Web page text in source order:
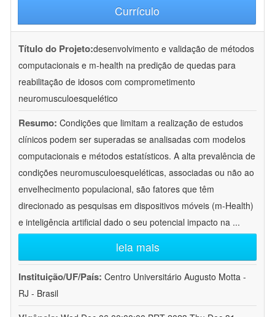
Currículo
Título do Projeto:desenvolvimento e validação de métodos
computacionais e m-health na predição de quedas para
reabilitação de idosos com comprometimento
neuromusculoesquelético
Resumo: Condições que limitam a realização de estudos
clínicos podem ser superadas se analisadas com modelos
computacionais e métodos estatísticos. A alta prevalência de
condições neuromusculoesqueléticas, associadas ou não ao
envelhecimento populacional, são fatores que têm
direcionado as pesquisas em dispositivos móveis (m-Health)
e inteligência artificial dado o seu potencial impacto na ...
leia mais
Instituição/UF/País: Centro Universitário Augusto Motta -
RJ - Brasil